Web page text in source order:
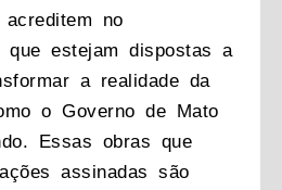
no
que estejam dispostas a
a realidade da
o Governo de Mato
Essas obras que
assinadas são